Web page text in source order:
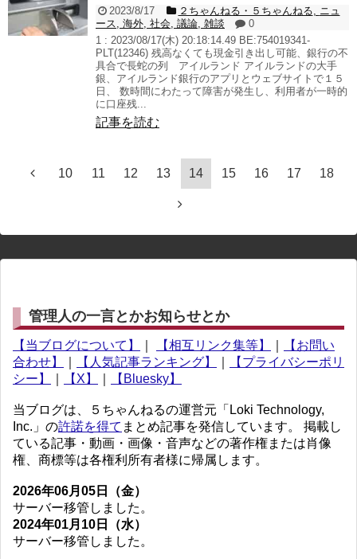
2023/8/17 ２ちゃんねる・５ちゃんねる
ニュ
ース
海外 社会 議論 雑談
0
1 : 2023/08/17(木) 20:18:14.49 BE:754019341-
PLT(12346) 残高なくても現金引き出し可能、銀行の不
具合で長蛇の列 アイルランド アイルランドの大手
銀、アイルランド銀行のアプリとウェブサイトで１５
日、 数時間にわたって障害が発生し、利用者が一時的
に口座残...
記事を読む
10 11 12 13 14 15 16 17 18
管理人の一言とかお知らせとか
【当ブログについて】 【相互リンク集等】
【お問い
合わせ】
【人気記事ランキング】
【プライバシーポリ
シー】
【X】 【Bluesky】
当ブログは、５ちゃんねるの運営元「Loki Technology,
Inc.」の許諾を得て まとめ記事を発信しています。 掲載し
ている記事・動画・画像・音声などの著作権または肖像
権、商標等は各権利所有者様に帰属します。
2026年06月05日（金）
サーバー移管しました。
2024年01月10日（水）
サーバー移管しました。